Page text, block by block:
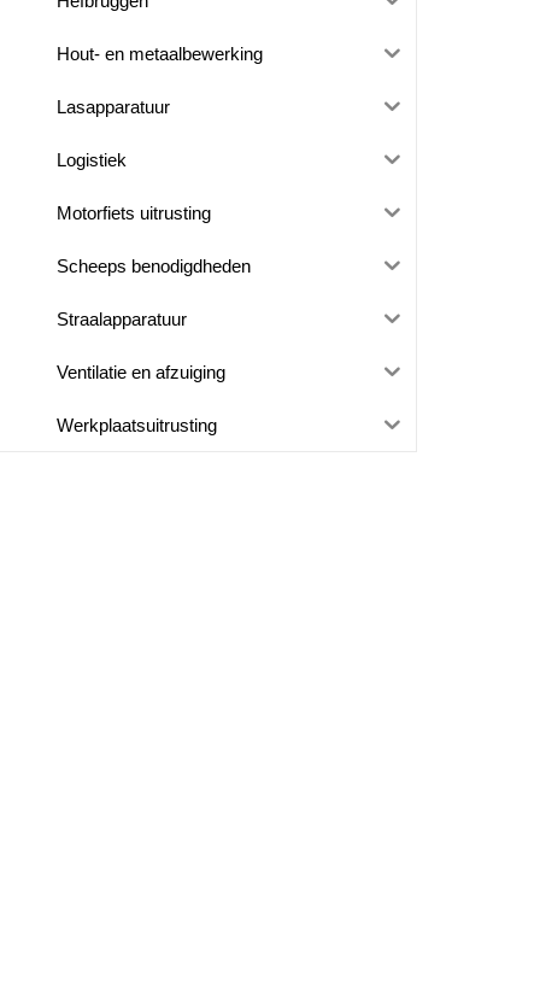
Hout- en metaalbewerking
Lasapparatuur
Logistiek
Motorfiets uitrusting
Scheeps benodigdheden
Straalapparatuur
Ventilatie en afzuiging
Werkplaatsuitrusting